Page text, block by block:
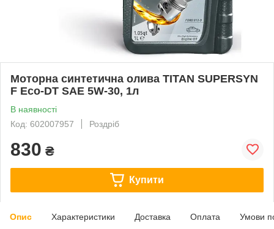
Моторна синтетична олива TITAN SUPERSYN
F Eco-DT SAE 5W-30, 1л
В наявності
Код: 602007957
Роздріб
830 ₴
Купити
Опис Характеристики Доставка Оплата Умови